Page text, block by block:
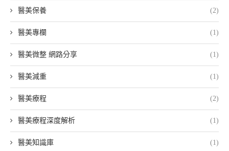
醫美保養 (2)
醫美專欄 (1)
醫美微整 網路分享 (1)
醫美減重 (1)
醫美療程 (2)
醫美療程深度解析 (1)
醫美知識庫 (1)